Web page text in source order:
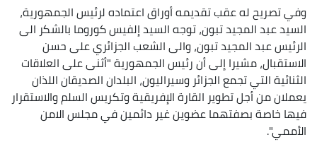
وفي تصريح له عقب تقديمه أوراق اعتماده لرئيس الجمهورية،
السيد عبد المجيد تبون، توجه السيد إلفيس كوروما بالشكر الى
الرئيس عبد المجيد تبون، والى الشعب الجزائري على حسن
الاستقبال، مشيرا إلى أن رئيس الجمهورية "أثنى على العلاقات
الثنائية التي تجمع الجزائر وسيراليون، البلدان الصديقان اللذان
يعملان من أجل تطوير القارة الإفريقية وتكريس السلم والاستقرار
فيها خاصة بصفتهما عضوين غير دائمين في مجلس الامن
الأممي".